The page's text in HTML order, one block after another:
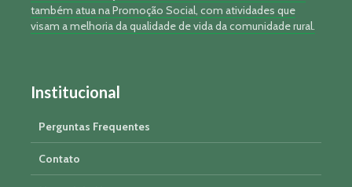
também atua na Promoção Social, com atividades que
visam a melhoria da qualidade de vida da comunidade rural.
Institucional
Perguntas Frequentes
Contato